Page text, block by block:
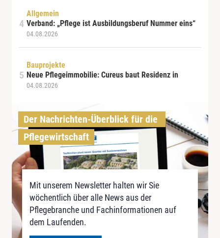
Allgemein
Verband: „Pflege ist Ausbildungsberuf Nummer eins“
04.08.2026
Bauprojekte
Neue Pflegeimmobilie: Cureus baut Residenz in
04.08.2026
Der Nachrichten-Überblick für die
Pflegewirtschaft
Mit unserem Newsletter halten wir Sie
wöchentlich über alle News aus der
Pflegebranche und Fachinformationen auf
dem Laufenden.